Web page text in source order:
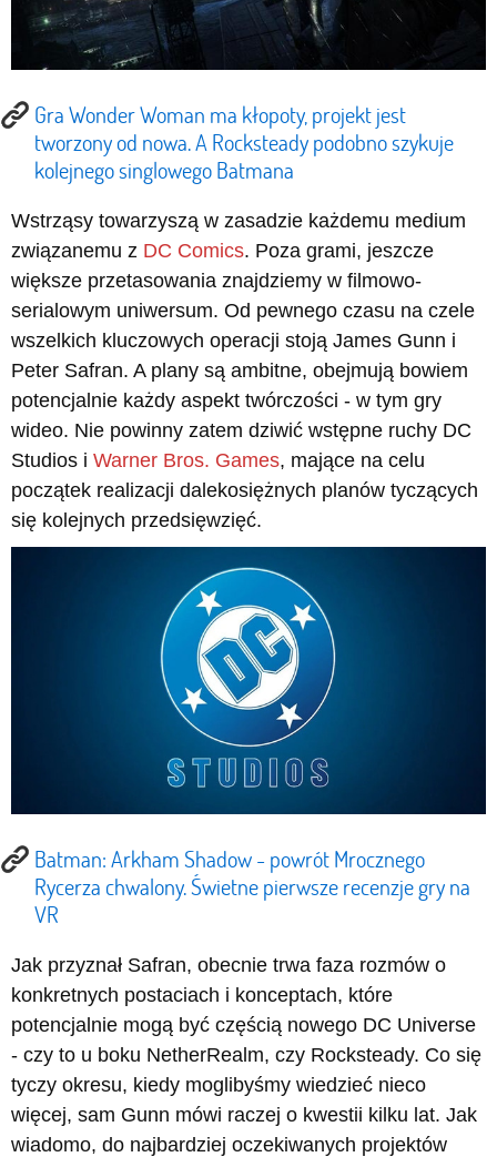
Gra Wonder Woman ma kłopoty, projekt jest
tworzony od nowa. A Rocksteady podobno szykuje
kolejnego singlowego Batmana
Wstrząsy towarzyszą w zasadzie każdemu medium
związanemu z DC Comics. Poza grami, jeszcze
większe przetasowania znajdziemy w filmowo-
serialowym uniwersum. Od pewnego czasu na czele
wszelkich kluczowych operacji stoją James Gunn i
Peter Safran. A plany są ambitne, obejmują bowiem
potencjalnie każdy aspekt twórczości - w tym gry
wideo. Nie powinny zatem dziwić wstępne ruchy DC
Studios i Warner Bros. Games, mające na celu
początek realizacji dalekosiężnych planów tyczących
się kolejnych przedsięwzięć.
Batman: Arkham Shadow - powrót Mrocznego
Rycerza chwalony. Świetne pierwsze recenzje gry na
VR
Jak przyznał Safran, obecnie trwa faza rozmów o
konkretnych postaciach i konceptach, które
potencjalnie mogą być częścią nowego DC Universe
- czy to u boku NetherRealm, czy Rocksteady. Co się
tyczy okresu, kiedy moglibyśmy wiedzieć nieco
więcej, sam Gunn mówi raczej o kwestii kilku lat. Jak
wiadomo, do najbardziej oczekiwanych projektów